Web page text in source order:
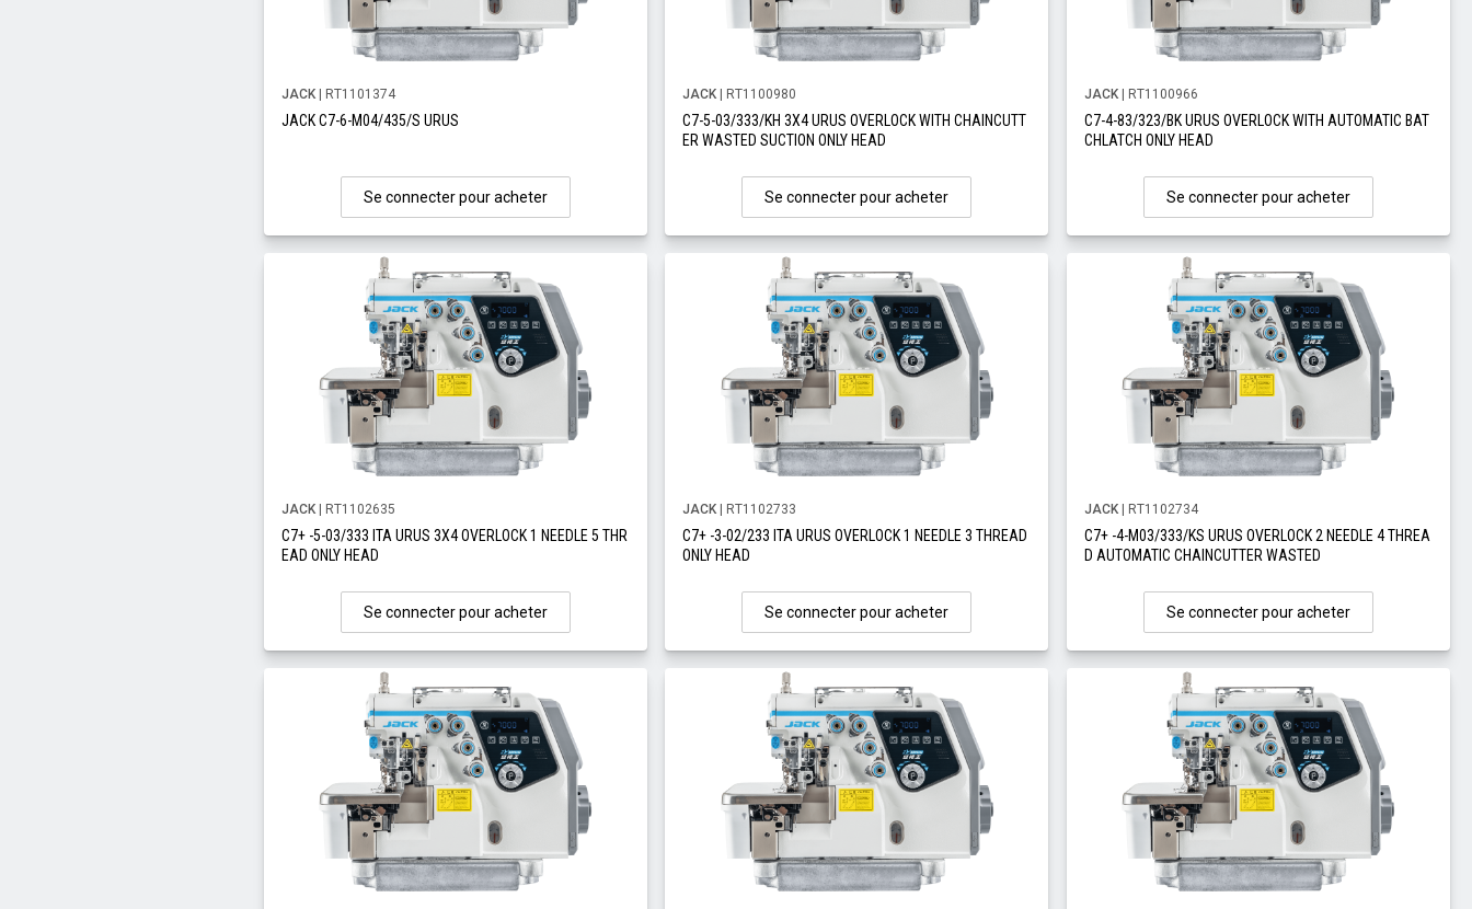
JACK| RT1101374
JACK C7-6-M04/435/S URUS
Se connecter pour acheter
JACK | RT1100980
C7-5-03/333/KH 3X4 URUS OVERLOCK WITH CHAINCUTT
ER WASTED SUCTION ONLY HEAD
Se connecter pour acheter
JACK| RT1100966
C7-4-83/323/BK URUS OVERLOCK WITH AUTOMATIC BAT
CHLATCH ONLY HEAD
Se connecter pour acheter
JACK| RT1102635
C7+ -5-03/333 ITA URUS 3X4 OVERLOCK 1 NEEDLE 5 THR
EAD ONLY HEAD
Se connecter pour acheter
JACK | RT1102733
C7+ -3-02/233 ITA URUS OVERLOCK 1 NEEDLE 3 THREAD
ONLY HEAD
Se connecter pour acheter
JACK| RT1102734
C7+ -4-M03/333/KS URUS OVERLOCK 2 NEEDLE 4 THREA
D AUTOMATIC CHAINCUTTER WASTED
Se connecter pour acheter